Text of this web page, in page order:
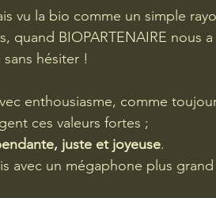
vu la bio comme un simple
quand BIOPARTENAIRE nous
hésiter !
enthousiasme, comme
ces valeurs fortes ;
juste et joyeuse.
avec un mégaphone plus